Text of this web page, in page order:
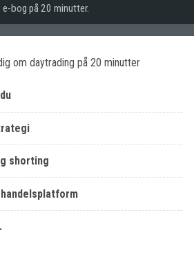
bog på 20 minutter.
om daytrading på 20 minutter
shorting